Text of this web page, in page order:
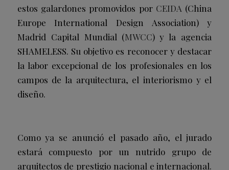
estos galardones promovidos por CEIDA (China
Europe International Design Association) y
Madrid Capital Mundial (MWCC) y la agencia
SHAMELESS. Su objetivo es reconocer y destacar
la labor excepcional de los profesionales en los
campos de la arquitectura, el interiorismo y el
diseño.
Como ya se anunció el pasado año, el jurado
estará compuesto por un nutrido grupo de
arquitectos de prestigio nacional e internacional.